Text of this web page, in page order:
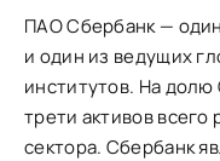
ПАО Сбербанк —
и один из ведущих
институтов. На
трети активов всего
сектора. Сбербанк